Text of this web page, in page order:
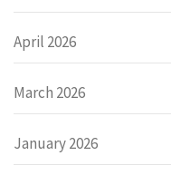
April 2026
March 2026
January 2026